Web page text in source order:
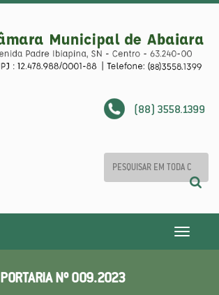
(88) 3558.1399
Toggle
PORTARIA Nº 009.2023